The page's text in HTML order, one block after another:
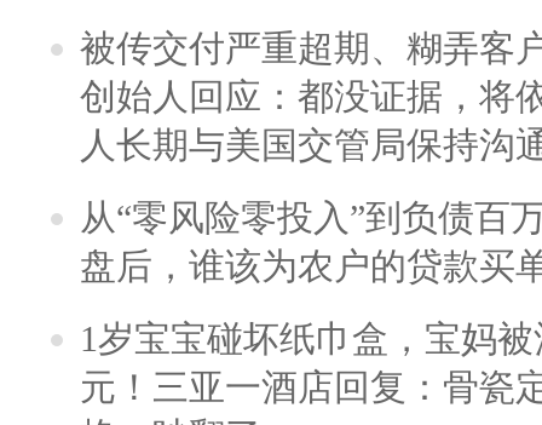
被传交付严重超期、糊弄客
创始人回应：都没证据，将
人长期与美国交管局保持沟
从“零风险零投入”到负债百
盘后，谁该为农户的贷款买
1岁宝宝碰坏纸巾盒，宝妈
元！三亚一酒店回复：骨瓷